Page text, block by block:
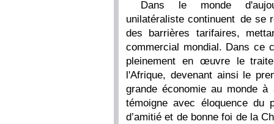
Dans le monde
unilatéraliste continuent de se
des barrières tarifaires,
commercial mondial. Dans ce
pleinement en œuvre le
l'Afrique, devenant ainsi le
grande économie au monde
témoigne avec éloquence du
d’amitié et de bonne foi de la